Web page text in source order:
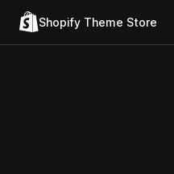
Shopify Theme Store